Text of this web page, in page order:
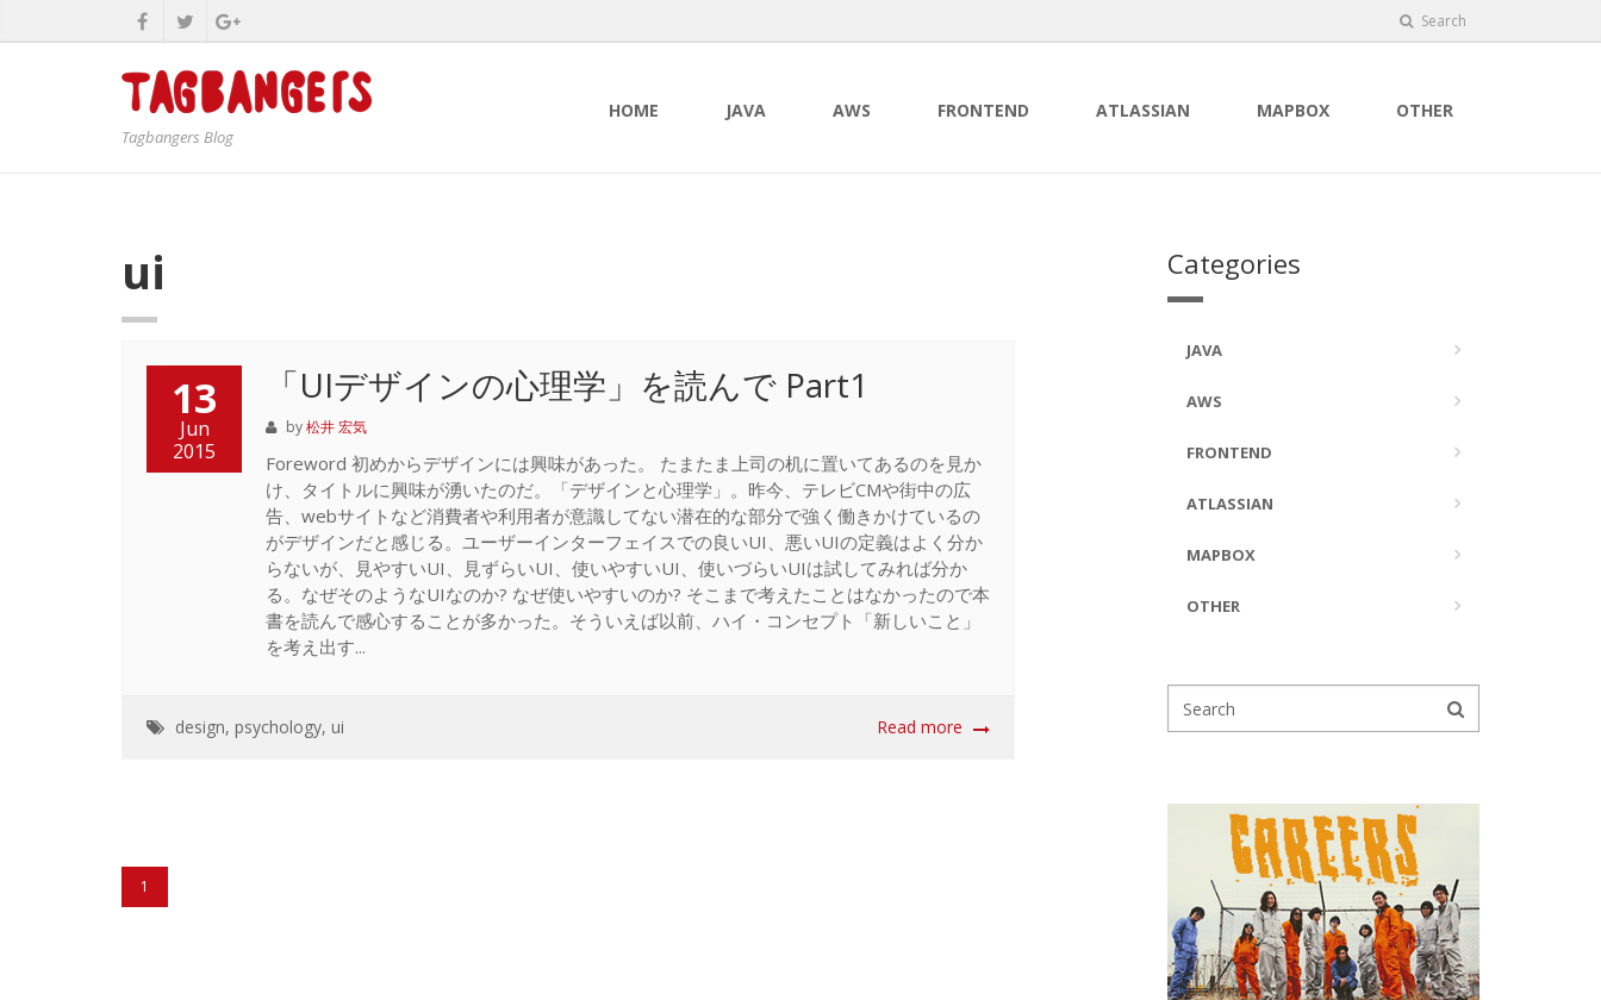
Search
Tagbangers Blog
HOME JAVA AWS FRONTEND ATLASSIAN MAPBOX OTHER
ui
13
Jun
2015
「UIデザインの心理学」を読んで Part1
by松井 宏気
Foreword 初めからデザインには興味があった。 たまたま上司の机に置いてあるのを見か
け、タイトルに興味が湧いたのだ。「デザインと心理学」。昨今、テレビCMや街中の広
告、webサイトなど消費者や利用者が意識してない潜在的な部分で強く働きかけているの
がデザインだと感じる。ユーザーインターフェイスでの良いUI、悪いUIの定義はよく分か
らないが、見やすいUI、見ずらいUI、使いやすいUI、使いづらいUIは試してみれば分か
る。なぜそのようなUIなのか? なぜ使いやすいのか? そこまで考えたことはなかったので本
書を読んで感心することが多かった。そういえば以前、ハイ・コンセプト「新しいこと」
を考え出す...
design, psychology, ui Read more
1
Categories
JAVA
AWS
FRONTEND
ATLASSIAN
MAPBOX
OTHER